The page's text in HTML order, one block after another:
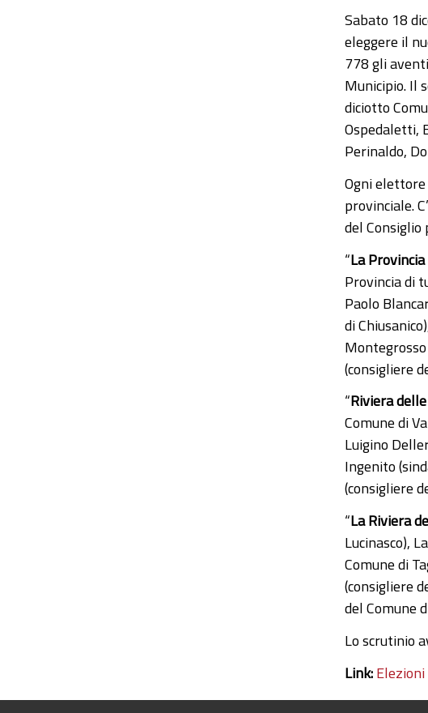
Sabato 18
eleggere il
778 gli
Municipio. Il
diciotto
Ospedaletti,
Perinaldo,
Ogni elettore
provinciale.
del
“La
Provincia di
Paolo
di
(consigliere
“Riviera
Comune di
Luigino
Ingenito
(consigliere
“La Riviera
Lucinasco),
Comune di
(consigliere
del Comune
Lo scrutinio
Link: